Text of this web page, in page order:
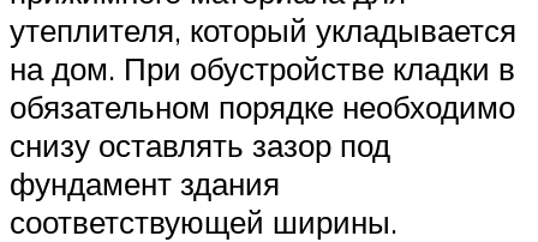
утеплителя, который укладывается
на дом. При обустройстве кладки в
обязательном порядке необходимо
снизу оставлять зазор под
фундамент здания
соответствующей ширины.